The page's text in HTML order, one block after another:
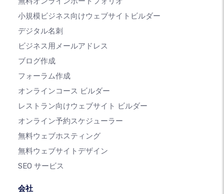
小規模ビジネス向けウェブサイトビルダー
デジタル名刺
ビジネス用メールアドレス
ブログ作成
フォーラム作成
オンラインコース ビルダー
レストラン向けウェブサイト ビルダー
オンライン予約スケジューラー
無料ウェブホスティング
無料ウェブサイトデザイン
SEO サービス
会社